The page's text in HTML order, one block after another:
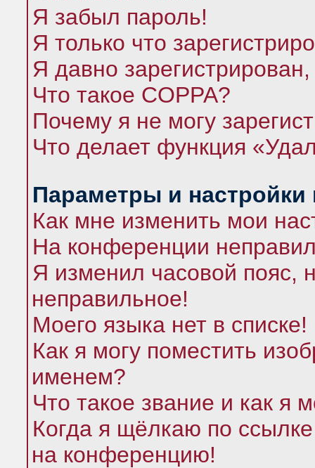
Я забыл пароль!
Я только что
Я давно
Что такое COPPA?
Почему я не могу
Что делает функция
Параметры и настройки
Как мне изменить мои
На конференции
Я изменил часовой пояс,
неправильное!
Моего языка нет в списке!
Как я могу поместить
именем?
Что такое звание и как я
Когда я щёлкаю по
на конференцию!